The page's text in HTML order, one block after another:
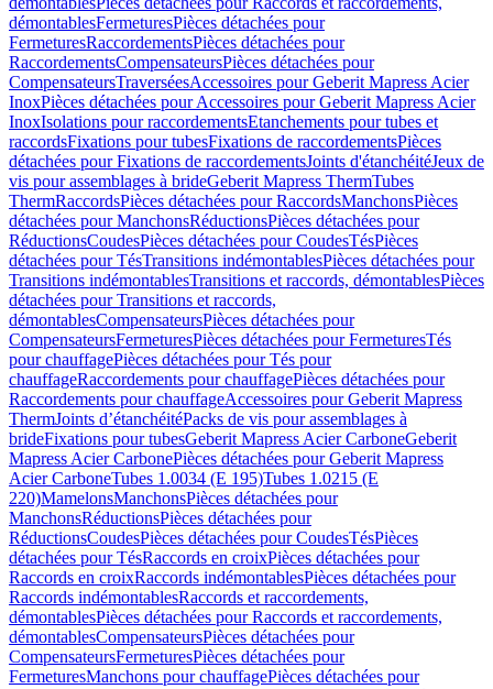
démontablesFermeturesPièces détachées pour
FermeturesRaccordementsPièces détachées pour
RaccordementsCompensateursPièces détachées pour
CompensateursTraverséesAccessoires pour Geberit Mapress Acier
InoxPièces détachées pour Accessoires pour Geberit Mapress Acier
InoxIsolations pour raccordementsEtanchements pour tubes et
raccordsFixations pour tubesFixations de raccordementsPièces
détachées pour Fixations de raccordementsJoints d'étanchéitéJeux de
vis pour assemblages à brideGeberit Mapress ThermTubes
ThermRaccordsPièces détachées pour RaccordsManchonsPièces
détachées pour ManchonsRéductionsPièces détachées pour
RéductionsCoudesPièces détachées pour CoudesTésPièces
détachées pour TésTransitions indémontablesPièces détachées pour
Transitions indémontablesTransitions et raccords, démontablesPièces
détachées pour Transitions et raccords,
démontablesCompensateursPièces détachées pour
CompensateursFermeturesPièces détachées pour FermeturesTés
pour chauffagePièces détachées pour Tés pour
chauffageRaccordements pour chauffagePièces détachées pour
Raccordements pour chauffageAccessoires pour Geberit Mapress
ThermJoints d’étanchéitéPacks de vis pour assemblages à
brideFixations pour tubesGeberit Mapress Acier CarboneGeberit
Mapress Acier CarbonePièces détachées pour Geberit Mapress
Acier CarboneTubes 1.0034 (E 195)Tubes 1.0215 (E
220)MamelonsManchonsPièces détachées pour
ManchonsRéductionsPièces détachées pour
RéductionsCoudesPièces détachées pour CoudesTésPièces
détachées pour TésRaccords en croixPièces détachées pour
Raccords en croixRaccords indémontablesPièces détachées pour
Raccords indémontablesRaccords et raccordements,
démontablesPièces détachées pour Raccords et raccordements,
démontablesCompensateursPièces détachées pour
CompensateursFermeturesPièces détachées pour
FermeturesManchons pour chauffagePièces détachées pour